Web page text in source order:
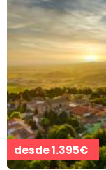
desde1.395€